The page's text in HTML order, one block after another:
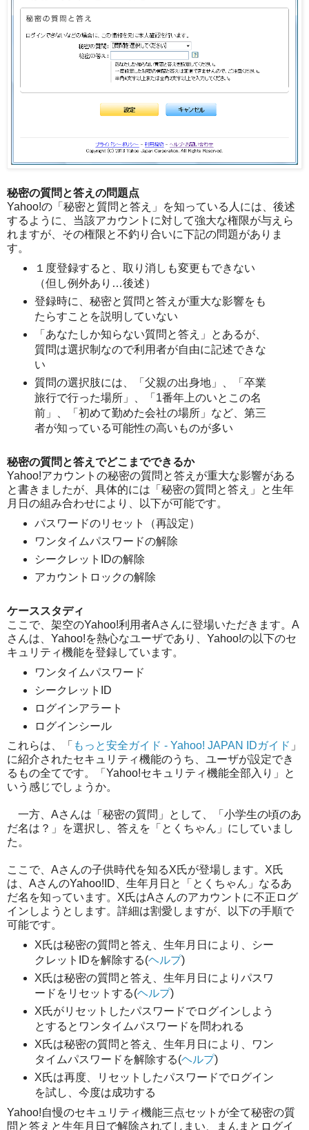
秘密の質問と答えの問題点
Yahoo!の「秘密と質問と答え」を知っている人には、後述
するように、当該アカウントに対して強大な権限が与えら
れますが、その権限と不釣り合いに下記の問題がありま
す。
１度登録すると、取り消しも変更もできない
（但し例外あり…後述）
登録時に、秘密と質問と答えが重大な影響をも
たらすことを説明していない
「あなたしか知らない質問と答え」とあるが、
質問は選択制なので利用者が自由に記述できな
い
質問の選択肢には、「父親の出身地」、「卒業
旅行で行った場所」、「1番年上のいとこの名
前」、「初めて勤めた会社の場所」など、第三
者が知っている可能性の高いものが多い
秘密の質問と答えでどこまでできるか
Yahoo!アカウントの秘密の質問と答えが重大な影響がある
と書きましたが、具体的には「秘密の質問と答え」と生年
月日の組み合わせにより、以下が可能です。
パスワードのリセット（再設定）
ワンタイムパスワードの解除
シークレットIDの解除
アカウントロックの解除
ケーススタディ
ここで、架空のYahoo!利用者Aさんに登場いただきます。A
さんは、Yahoo!を熱心なユーザであり、Yahoo!の以下のセ
キュリティ機能を登録しています。
ワンタイムパスワード
シークレットID
ログインアラート
ログインシール
これらは、「 もっと安全ガイド - Yahoo! JAPAN IDガイド 」
に紹介されたセキュリティ機能のうち、ユーザが設定でき
るもの全てです。「Yahoo!セキュリティ機能全部入り」と
いう感じでしょうか。
一方、Aさんは「秘密の質問」として、「小学生の頃のあ
だ名は？」を選択し、答えを「とくちゃん」にしていまし
た。
ここで、Aさんの子供時代を知るX氏が登場します。X氏
は、AさんのYahoo!ID、生年月日と「とくちゃん」なるあ
だ名を知っています。X氏はAさんのアカウントに不正ログ
インしようとします。詳細は割愛しますが、以下の手順で
可能です。
X氏は秘密の質問と答え、生年月日により、シー
クレットIDを解除する(ヘルプ)
X氏は秘密の質問と答え、生年月日によりパスワ
ードをリセットする(ヘルプ)
X氏がリセットしたパスワードでログインしよう
とするとワンタイムパスワードを問われる
X氏は秘密の質問と答え、生年月日により、ワン
タイムパスワードを解除する(ヘルプ)
X氏は再度、リセットしたパスワードでログイン
を試し、今度は成功する
Yahoo!自慢のセキュリティ機能三点セットが全て秘密の質
問と答えと生年月日で解除されてしまい、まんまとログイ